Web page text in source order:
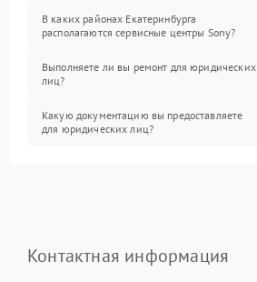
В каких районах Екатеринбурга
располагаются сервисные центры Sony?
Выполняете ли вы ремонт для юридических
лиц?
Какую документацию вы предоставляете
для юридических лиц?
Контактная информация